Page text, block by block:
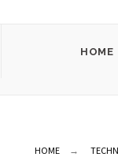
HOME
HOME